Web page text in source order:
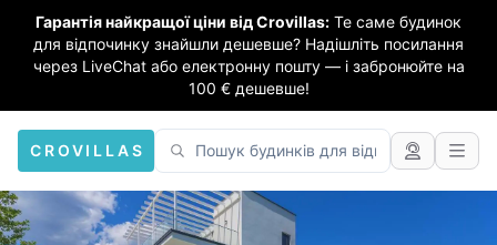
Гарантія найкращої ціни від Crovillas: Те саме будинок
для відпочинку знайшли дешевше? Надішліть посилання
через LiveChat або електронну пошту — і забронюйте на
100 € дешевше!
CROVILLAS